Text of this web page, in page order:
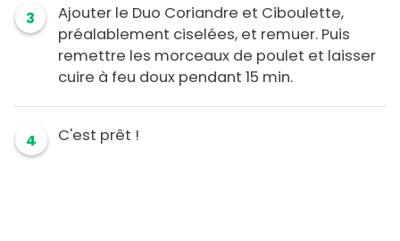
3
Ajouter le Duo Coriandre et Ciboulette,
préalablement ciselées, et remuer. Puis
remettre les morceaux de poulet et laisser
cuire à feu doux pendant 15 min.
4 C'est prêt !